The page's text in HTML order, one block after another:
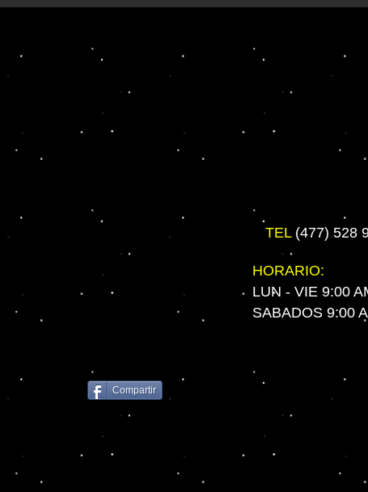
TEL (477) 528
HORARIO:
LUN - VIE 9:00
SABADOS 9:00
Compartir